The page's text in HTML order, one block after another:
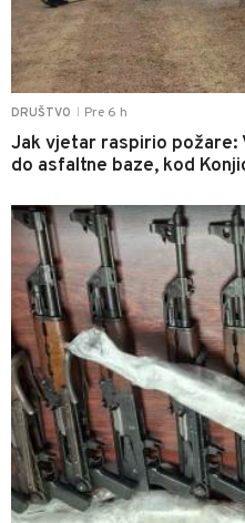
DRUŠTVO Pre 6 h
Jak vjetar raspirio požare:
do asfaltne baze, kod